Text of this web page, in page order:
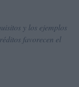
y los ejemplos
favorecen el